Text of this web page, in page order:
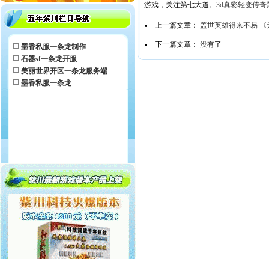
墨香私服一条龙制作
石器sf一条龙开服
美丽世界开区一条龙服务端
墨香私服一条龙
游戏，关注第七大道。 3d真彩轻变传奇
上一篇文章： 盖世英雄得来不易
下一篇文章： 没有了